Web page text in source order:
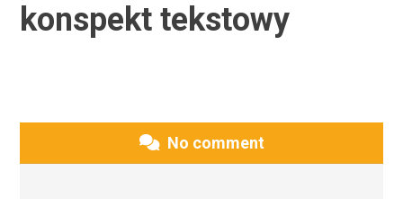
konspekt tekstowy
No comment